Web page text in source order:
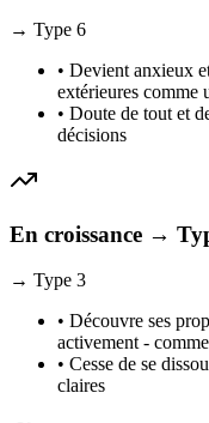
→ Type 6
• Devient anxieux
extérieures comme
• Doute de tout et
décisions
En croissance →
→ Type 3
• Découvre ses
activement -
• Cesse de se
claires